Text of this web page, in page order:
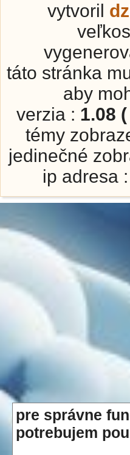
pre správne
potrebujem
vytvoril
táto stránka
aby
verzia : 1.08
témy
jedinečné
ip adresa :